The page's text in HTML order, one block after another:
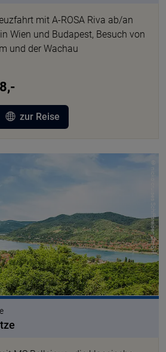
mit A-ROSA Riva ab/an
Wien und Budapest, Besuch von
und der Wachau
zur Reise
© nicko cruises Schiffsreisen GmbH